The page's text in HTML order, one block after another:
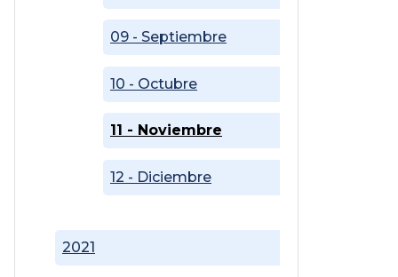
2021
09 - Septiembre
10 - Octubre
11 - Noviembre
12 - Diciembre